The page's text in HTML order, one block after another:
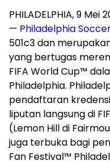
PHILADELPHIA,9 Mei
— Philadelphia
501c3 dan
yang bertugas
FIFA World Cup™
Philadelphia.
pendaftaran
liputan langsung di
(Lemon Hill di
juga terbuka bagi
Fan Festival™